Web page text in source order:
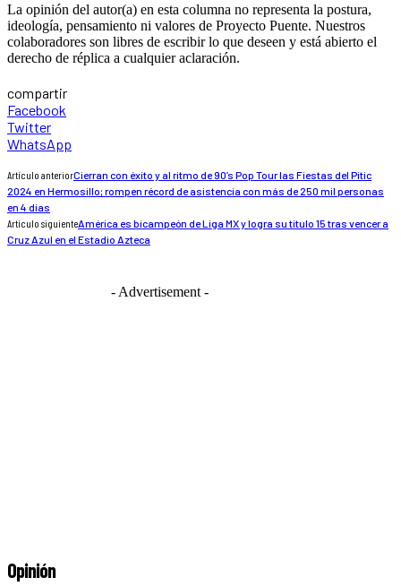
La opinión del autor(a) en esta columna no representa la postura,
ideología, pensamiento ni valores de Proyecto Puente. Nuestros
colaboradores son libres de escribir lo que deseen y está abierto el
derecho de réplica a cualquier aclaración.
compartir
Facebook
Twitter
WhatsApp
Artículo anteriorCierran con éxito y al ritmo de 90’s Pop Tour las Fiestas del Pitic
2024 en Hermosillo; rompen récord de asistencia con más de 250 mil personas
en 4 días
Artículo siguienteAmérica es bicampeón de Liga MX y logra su título 15 tras vencer a
Cruz Azul en el Estadio Azteca
- Advertisement -
Opinión